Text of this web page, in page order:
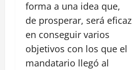
forma a una idea que,
de prosperar, será eficaz
en conseguir varios
objetivos con los que el
mandatario llegó al